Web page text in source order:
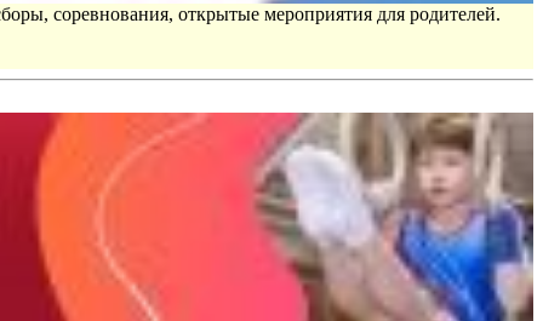
соревнования, открытые мероприятия для родителей.